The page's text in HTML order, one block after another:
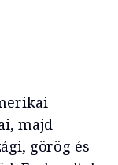
majd
görög és